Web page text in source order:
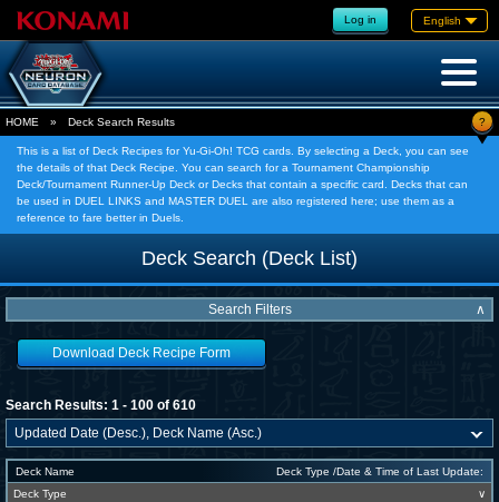
Log in English
HOME » Deck Search Results ?
This is a list of Deck Recipes for Yu-Gi-Oh! TCG cards. By selecting a Deck, you can see
the details of that Deck Recipe. You can search for a Tournament Championship
Deck/Tournament Runner-Up Deck or Decks that contain a specific card. Decks that can
be used in DUEL LINKS and MASTER DUEL are also registered here; use them as a
reference to fare better in Duels.
Deck Search (Deck List)
Search Filters ∧
Download Deck Recipe Form
Search Results: 1 - 100 of 610
Deck Name
Deck Type /Date & Time of Last Update:
Deck Type
∨